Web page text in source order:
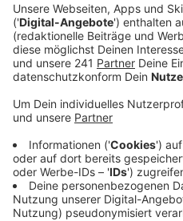
Opladen. Hier hatte der
nicht den erhofften
Veröffentlicht:Montag,
Anzeige
Es hat nicht geregnet –
Nachmittag nur wenige
Fußgängerzone unterwegs.
zumindest der